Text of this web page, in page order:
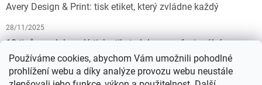
Používáme cookies, abychom Vám umožnili pohodlné
prohlížení webu a díky analýze provozu webu neustále
Avery Design & Print: tisk etiket, který zvládne každý
28/11/2025
10 tipů pro dokonalý tisk etiket: Jak na profesionální
výsledek bez starostí
19/07/2025